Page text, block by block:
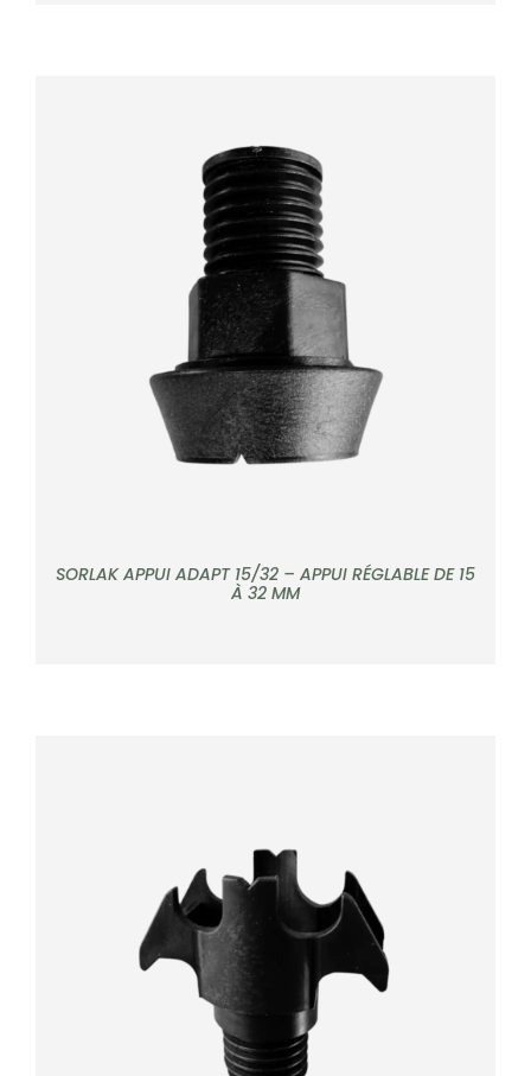
DÉTAILS
SORLAK APPUI ADAPT 15/32 – APPUI RÉGLABLE DE 15
À 32 MM
DÉTAILS